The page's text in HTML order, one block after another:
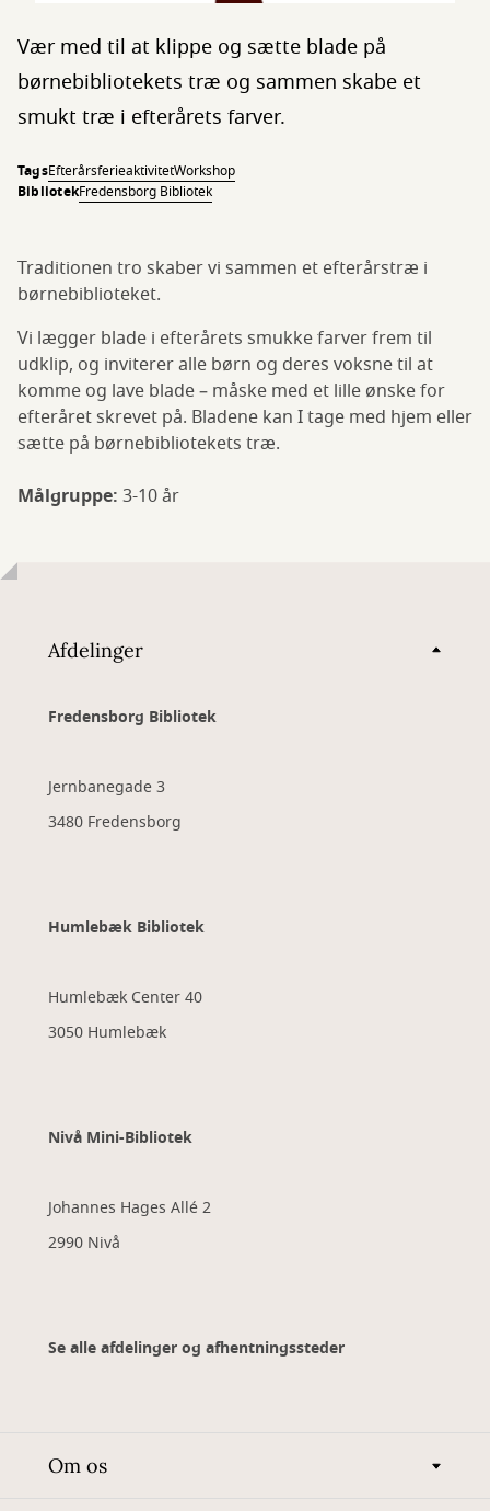
Vær med til at klippe og sætte blade på
børnebibliotekets træ og sammen skabe et
smukt træ i efterårets farver.
TagsEfterårsferieaktivitetWorkshop
BibliotekFredensborg Bibliotek
Traditionen tro skaber vi sammen et efterårstræ i
børnebiblioteket.
Vi lægger blade i efterårets smukke farver frem til
udklip, og inviterer alle børn og deres voksne til at
komme og lave blade – måske med et lille ønske for
efteråret skrevet på. Bladene kan I tage med hjem eller
sætte på børnebibliotekets træ.
Målgruppe: 3-10 år
Afdelinger
Fredensborg Bibliotek
Jernbanegade 3
3480 Fredensborg
Humlebæk Bibliotek
Humlebæk Center 40
3050 Humlebæk
Nivå Mini-Bibliotek
Johannes Hages Allé 2
2990 Nivå
Se alle afdelinger og afhentningssteder
Om os